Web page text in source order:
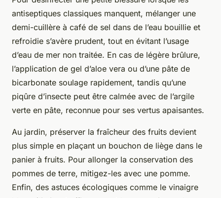
antiseptiques classiques manquent, mélanger une
demi-cuillère à café de sel dans de l’eau bouillie et
refroidie s’avère prudent, tout en évitant l’usage
d’eau de mer non traitée. En cas de légère brûlure,
l’application de gel d’aloe vera ou d’une pâte de
bicarbonate soulage rapidement, tandis qu’une
piqûre d’insecte peut être calmée avec de l’argile
verte en pâte, reconnue pour ses vertus apaisantes.
Au jardin, préserver la fraîcheur des fruits devient
plus simple en plaçant un bouchon de liège dans le
panier à fruits. Pour allonger la conservation des
pommes de terre, mitigez-les avec une pomme.
Enfin, des astuces écologiques comme le vinaigre